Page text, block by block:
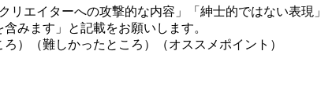
エイターへの攻撃的な内容」「紳士的ではない表現」
みます」と記載をお願いします。
）（難しかったところ）（オススメポイント）